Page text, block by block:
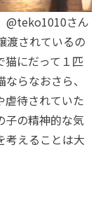
@teko1010さん
渡されているの
猫にだって１匹
らなおさら、
虐待されていた
子の精神的な気
考えることは大